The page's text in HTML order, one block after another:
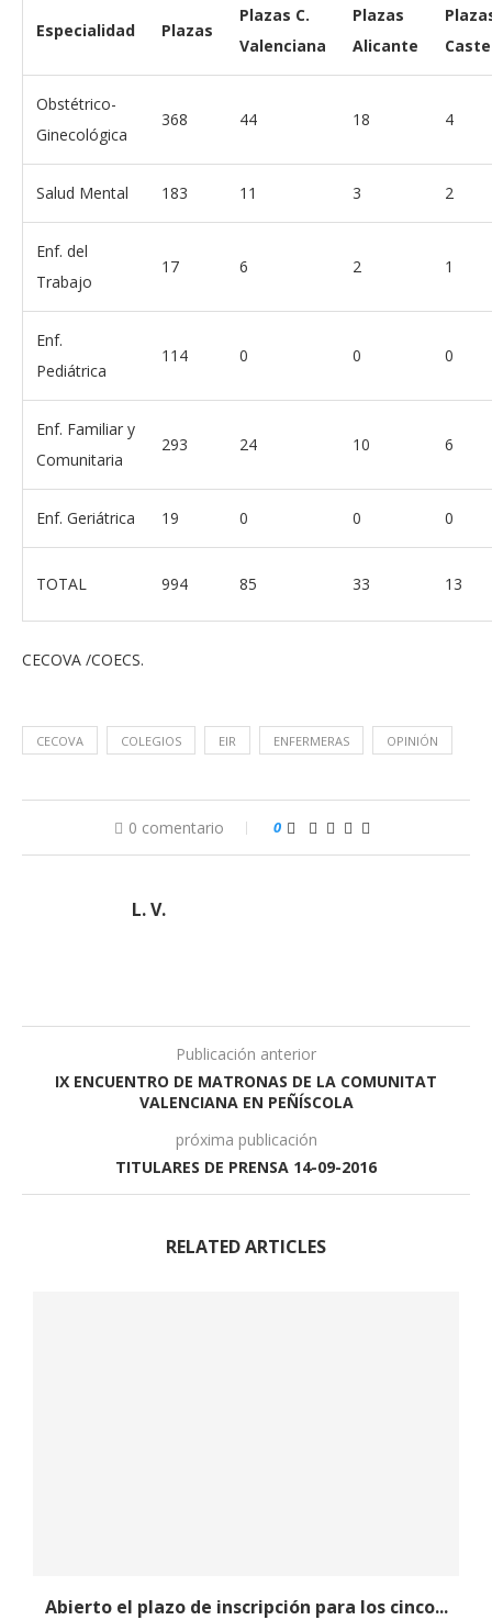
Especialidad Plazas
Plazas C.
Valenciana
Plazas
Alicante
Obstétrico-
Ginecológica
368 44 18 4
Salud Mental 183 11 3 2
Enf. del
Trabajo
17 6 2 1
Enf.
Pediátrica
114 0 0 0
Enf. Familiar y
Comunitaria
293 24 10 6
Enf. Geriátrica 19 0 0 0
TOTAL 994 85 33 13
CECOVA /COECS.
CECOVA COLEGIOS EIR ENFERMERAS OPINIÓN
0 comentario 0
L. V.
Publicación anterior
IX ENCUENTRO DE MATRONAS DE LA COMUNITAT
VALENCIANA EN PEÑÍSCOLA
próxima publicación
TITULARES DE PRENSA 14-09-2016
RELATED ARTICLES
Abierto el plazo de inscripción para los cinco...